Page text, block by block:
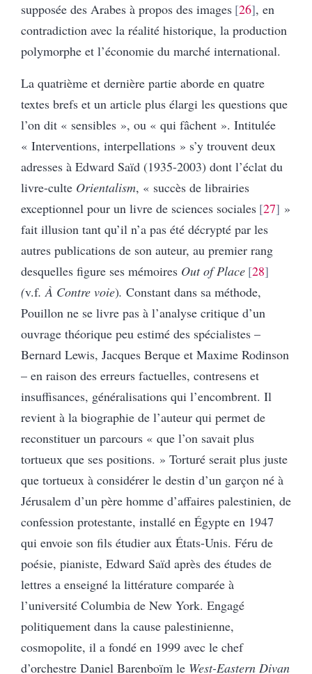
supposée des Arabes à propos des images 26 , en
contradiction avec la réalité historique, la production
polymorphe et l’économie du marché international.
La quatrième et dernière partie aborde en quatre
textes brefs et un article plus élargi les questions que
l’on dit « sensibles », ou « qui fâchent ». Intitulée
« Interventions, interpellations » s’y trouvent deux
adresses à Edward Saïd (1935-2003) dont l’éclat du
livre-culte Orientalism, « succès de librairies
exceptionnel pour un livre de sciences sociales 27 »
fait illusion tant qu’il n’a pas été décrypté par les
autres publications de son auteur, au premier rang
desquelles figure ses mémoires Out of Place 28
(v.f. À Contre voie). Constant dans sa méthode,
Pouillon ne se livre pas à l’analyse critique d’un
ouvrage théorique peu estimé des spécialistes –
Bernard Lewis, Jacques Berque et Maxime Rodinson
– en raison des erreurs factuelles, contresens et
insuffisances, généralisations qui l’encombrent. Il
revient à la biographie de l’auteur qui permet de
reconstituer un parcours « que l’on savait plus
tortueux que ses positions. » Torturé serait plus juste
que tortueux à considérer le destin d’un garçon né à
Jérusalem d’un père homme d’affaires palestinien, de
confession protestante, installé en Égypte en 1947
qui envoie son fils étudier aux États-Unis. Féru de
poésie, pianiste, Edward Saïd après des études de
lettres a enseigné la littérature comparée à
l’université Columbia de New York. Engagé
politiquement dans la cause palestinienne,
cosmopolite, il a fondé en 1999 avec le chef
d’orchestre Daniel Barenboïm le West-Eastern Divan